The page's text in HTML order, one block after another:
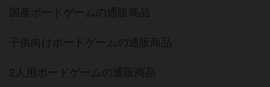
国産ボードゲームの通販商品
子供向けボードゲームの通販商品
2人用ボードゲームの通販商品